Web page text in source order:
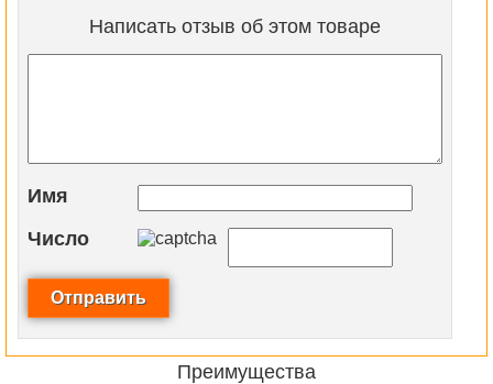
Написать отзыв об этом товаре
Имя
Число
Преимущества